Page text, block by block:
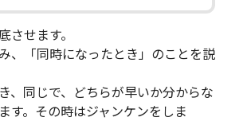
させます。
、「同時になったとき」のことを説
、同じで、どちらが早いか分からな
す。その時はジャンケンをしま